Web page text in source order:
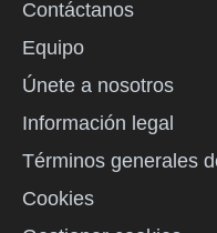
Contáctanos
Equipo
Únete a nosotros
Información legal
Términos generales
Cookies